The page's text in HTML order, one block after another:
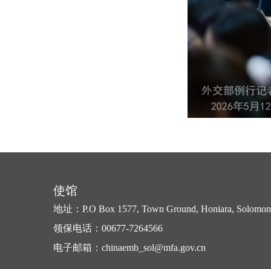
使馆
地址：P.O Box 1577, Town Ground, Honiara,
领保电话：00677-7264566
电子邮箱：chinaemb_sol@mfa.gov.cn